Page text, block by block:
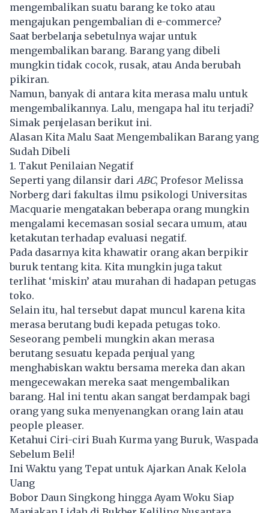
mengembalikan suatu barang ke toko atau
mengajukan pengembalian di e-commerce?
Saat berbelanja sebetulnya wajar untuk
mengembalikan barang. Barang yang dibeli
mungkin tidak cocok, rusak, atau Anda berubah
pikiran.
Namun, banyak di antara kita merasa malu untuk
mengembalikannya. Lalu, mengapa hal itu terjadi?
Simak penjelasan berikut ini.
Alasan Kita Malu Saat Mengembalikan Barang yang
Sudah Dibeli
1. Takut Penilaian Negatif
Seperti yang dilansir dari ABC, Profesor Melissa
Norberg dari fakultas ilmu psikologi Universitas
Macquarie mengatakan beberapa orang mungkin
mengalami kecemasan sosial secara umum, atau
ketakutan terhadap evaluasi negatif.
Pada dasarnya kita khawatir orang akan berpikir
buruk tentang kita. Kita mungkin juga takut
terlihat ‘miskin’ atau murahan di hadapan petugas
toko.
Selain itu, hal tersebut dapat muncul karena kita
merasa berutang budi kepada petugas toko.
Seseorang pembeli mungkin akan merasa
berutang sesuatu kepada penjual yang
menghabiskan waktu bersama mereka dan akan
mengecewakan mereka saat mengembalikan
barang. Hal ini tentu akan sangat berdampak bagi
orang yang suka menyenangkan orang lain atau
people pleaser.
Ketahui Ciri-ciri Buah Kurma yang Buruk, Waspada
Sebelum Beli!
Ini Waktu yang Tepat untuk Ajarkan Anak Kelola
Uang
Bobor Daun Singkong hingga Ayam Woku Siap